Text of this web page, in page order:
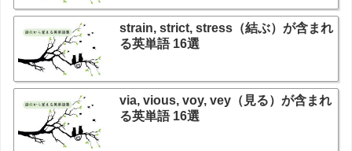
strain, strict, stress（結ぶ）が含まれ
る英単語 16選
via, vious, voy, vey（見る）が含まれ
る英単語 16選